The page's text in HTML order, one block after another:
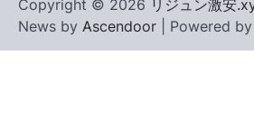
Copyright © 2026 リジュン激安
News by Ascendoor | Powered by